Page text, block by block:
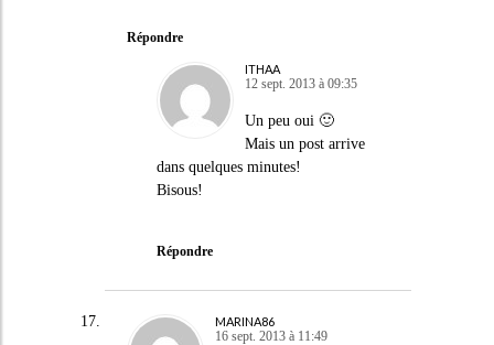
Répondre
ITHAA
12 sept. 2013 à 09:35
Un peu oui 🙂
Mais un post arrive
dans quelques minutes!
Bisous!
Répondre
MARINA86
16 sept. 2013 à 11:49